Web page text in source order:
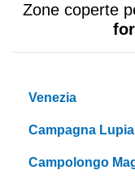
Zone coperte
Venezia
Campagna Lupia
Campolongo